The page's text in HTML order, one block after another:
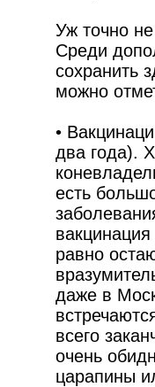
Уж точно
Среди
сохранить
можно
•
два года).
есть
равно
даже в
всего
очень
царапины